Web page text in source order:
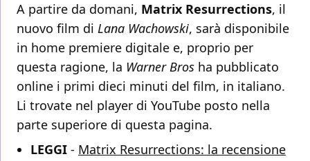
A partire da domani, Matrix Resurrections, il
nuovo film di Lana Wachowski, sarà disponibile
in home premiere digitale e, proprio per
questa ragione, la Warner Bros ha pubblicato
online i primi dieci minuti del film, in italiano.
Li trovate nel player di YouTube posto nella
parte superiore di questa pagina.
LEGGI - Matrix Resurrections: la recensione